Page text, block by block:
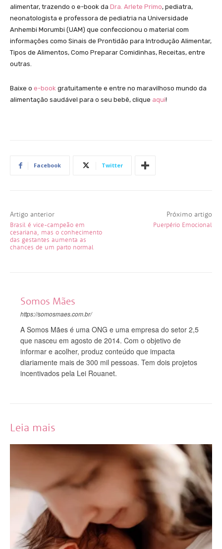
alimentar, trazendo o e-book da Dra. Arlete Primo, pediatra,
neonatologista e professora de pediatria na Universidade
Anhembi Morumbi (UAM) que confeccionou o material com
informações como Sinais de Prontidão para Introdução Alimentar,
Tipos de Alimentos, Como Preparar Comidinhas, Receitas, entre
outras.
Baixe o e-book gratuitamente e entre no maravilhoso mundo da
alimentação saudável para o seu bebê, clique aqui!
Facebook Twitter
Artigo anterior
Brasil é vice-campeão em
cesariana, mas o conhecimento
das gestantes aumenta as
chances de um parto normal
Próximo artigo
Puerpério Emocional
Somos Mães
https://somosmaes.com.br/
A Somos Mães é uma ONG e uma empresa do setor 2,5
que nasceu em agosto de 2014. Com o objetivo de
informar e acolher, produz conteúdo que impacta
diariamente mais de 300 mil pessoas. Tem dois projetos
incentivados pela Lei Rouanet.
Leia mais